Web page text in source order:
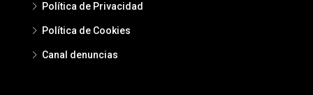
Política de Privacidad
Política de Cookies
Canal denuncias